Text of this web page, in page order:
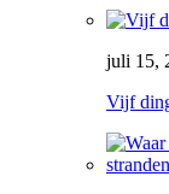
juli 15,
Vijf